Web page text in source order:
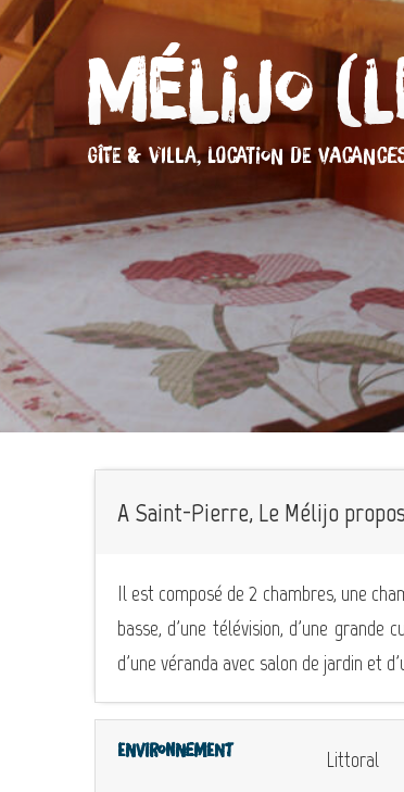
Mélijo
GÎTE & VILLA,LOCATION DE
A Saint-Pierre, Le Mélijo
Il est composé de 2 chambres, une
basse, d'une télévision, d'une grande
d'une véranda avec salon de jardin et
Environnement Littoral